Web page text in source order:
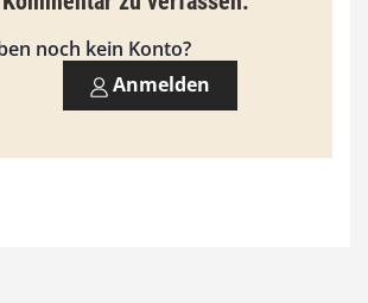
0
0
noch kein Konto?
Anmelden